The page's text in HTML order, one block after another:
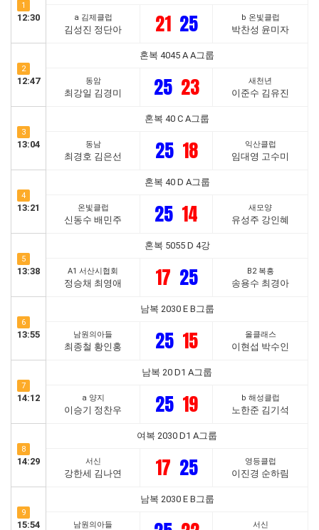
1
12:30 a 김제클럽
김성진 정단아 21 25 b 온빛클럽
박찬성 윤미자
2
12:47
혼복 4045 A A그룹
동암
최강일 김경미 25 23 새천년
이준수 김유진
3
13:04
혼복 40 C A그룹
동남
최경호 김은선 25 18 익산클럽
임대영 고수미
4
13:21
혼복 40 D A그룹
온빛클럽
신동수 배민주 25 14 새모양
유성주 강인혜
5
13:38
혼복 5055 D 4강
A1 서산시협회
정승채 최영애 17 25 B2 복흥
송용수 최경아
6
13:55
남복 2030 E B그룹
남원의아들
최종철 황인홍 25 15 올클래스
이현섭 박수인
7
14:12
남복 20 D1 A그룹
a 양지
이승기 정찬우 25 19 b 해성클럽
노한준 김기석
8
14:29
여복 2030 D1 A그룹
서신
강한세 김나연 17 25 영등클럽
이진경 순하림
9
15:54
남복 2030 E B그룹
남원의아들 서신